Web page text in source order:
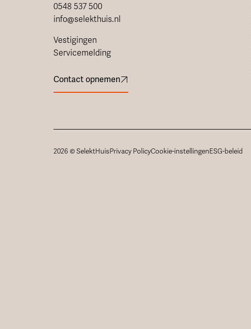
0548 537 500
info@selekthuis.nl
Vestigingen
Servicemelding
Contact opnemen
2026 © SelektHuisPrivacy PolicyCookie-instellingenESG-beleid